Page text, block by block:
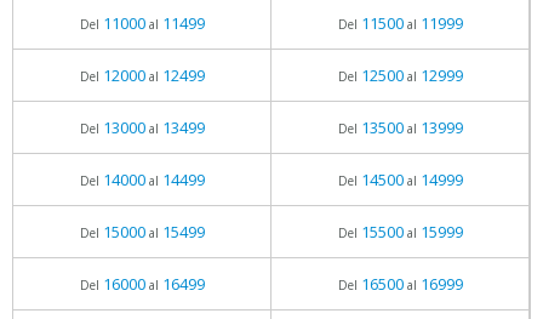
Del 11000al 11499 Del 11500al 11999
Del 12000al 12499 Del 12500al 12999
Del 13000al 13499 Del 13500al 13999
Del 14000al 14499 Del 14500al 14999
Del 15000al 15499 Del 15500al 15999
Del 16000al 16499 Del 16500al 16999